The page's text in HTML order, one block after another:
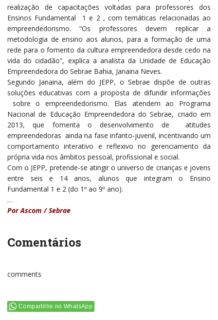
realização de capacitações voltadas para professores dos
Ensinos Fundamental 1 e 2 , com temáticas relacionadas ao
empreendedorismo. “Os professores devem replicar a
metodologia de ensino aos alunos, para a formação de uma
rede para o fomento da cultura empreendedora desde cedo na
vida do cidadão”, explica a analista da Unidade de Educação
Empreendedora do Sebrae Bahia, Janaina Neves.
Segundo Janaina, além do JEPP, o Sebrae dispõe de outras
soluções educativas com a proposta de difundir informações
sobre o empreendedorismo. Elas atendem ao Programa
Nacional de Educação Empreendedora do Sebrae, criado em
2013, que fomenta o desenvolvimento de atitudes
empreendedoras ainda na fase infanto-juvenil, incentivando um
comportamento interativo e reflexivo no gerenciamento da
própria vida nos âmbitos pessoal, profissional e social.
Com o JEPP, pretende-se atingir o universo de crianças e jovens
entre seis e 14 anos, alunos que integram o Ensino
Fundamental 1 e 2 (do 1º ao 9º ano).
…
Por Ascom / Sebrae
Comentários
comments
Compartilhe no WhatsApp